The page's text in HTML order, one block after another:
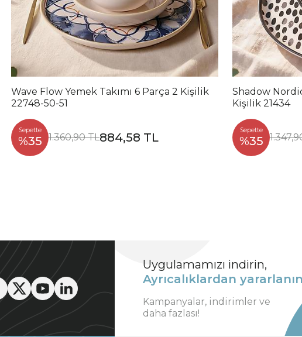
Wave Flow Yemek Takımı 6 Parça 2 Kişilik
22748-50-51
Sepette
%35 1.360,90 TL884,58 TL
Shadow
Kişilik 21434
Sepette
%35
Uygulamamızı indirin,
Ayrıcalıklardan
Kampanyalar, indirimler ve
daha fazlası!